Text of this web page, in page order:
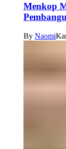
Menkop
By Naomi